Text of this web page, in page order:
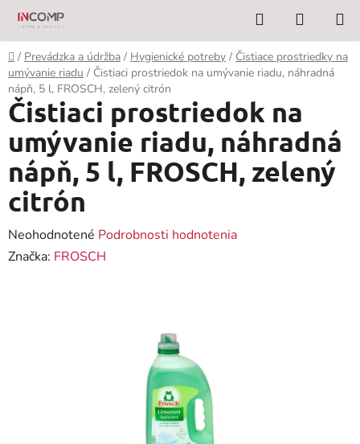
Prejsť
obsah
Hľadať
KOŠÍK
Domov
/ Prevádzka a údržba / Hygienické potreby / Čistiace prostriedky na
umývanie riadu / Čistiaci prostriedok na umývanie riadu, náhradná
nápň, 5 l, FROSCH, zelený citrón
Čistiaci prostriedok na
umývanie riadu, náhradná
nápň, 5 l, FROSCH, zelený
citrón
Priemerné
hodnotenie
Neohodnotené Podrobnosti hodnotenia
Značka: FROSCH